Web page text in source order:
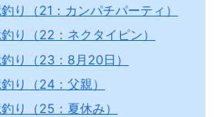
り（21：カンパチパーティ）
り（22：ネクタイピン）
り（23：8月20日）
り（24：父親）
り（25：夏休み）